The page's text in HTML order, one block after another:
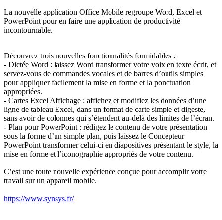
La nouvelle application Office Mobile regroupe Word, Excel et
PowerPoint pour en faire une application de productivité
incontournable.
Découvrez trois nouvelles fonctionnalités formidables :
- Dictée Word : laissez Word transformer votre voix en texte écrit, et
servez-vous de commandes vocales et de barres d’outils simples
pour appliquer facilement la mise en forme et la ponctuation
appropriées.
- Cartes Excel Affichage : affichez et modifiez les données d’une
ligne de tableau Excel, dans un format de carte simple et digeste,
sans avoir de colonnes qui s’étendent au-delà des limites de l’écran.
- Plan pour PowerPoint : rédigez le contenu de votre présentation
sous la forme d’un simple plan, puis laissez le Concepteur
PowerPoint transformer celui-ci en diapositives présentant le style, la
mise en forme et l’iconographie appropriés de votre contenu.
C’est une toute nouvelle expérience conçue pour accomplir votre
travail sur un appareil mobile.
https://www.synsys.fr/